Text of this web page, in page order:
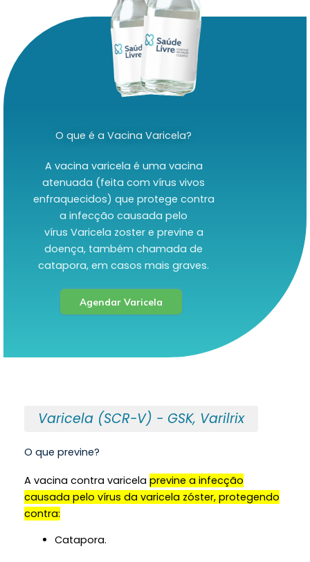
O que é a Vacina Varicela?
A vacina varicela é uma vacina
atenuada (feita com vírus vivos
enfraquecidos) que protege contra
a infecção causada pelo
vírus Varicela zoster e previne a
doença, também chamada de
catapora, em casos mais graves.
Agendar Varicela
Varicela (SCR-V) - GSK, Varilrix
O que previne?
A vacina contra varicela previne a infecção
causada pelo vírus da varicela zóster, protegendo
contra:
Catapora.